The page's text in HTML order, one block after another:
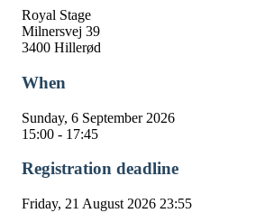
Royal Stage
Milnersvej 39
3400 Hillerød
When
Sunday, 6 September 2026
15:00 - 17:45
Registration deadline
Friday, 21 August 2026 23:55